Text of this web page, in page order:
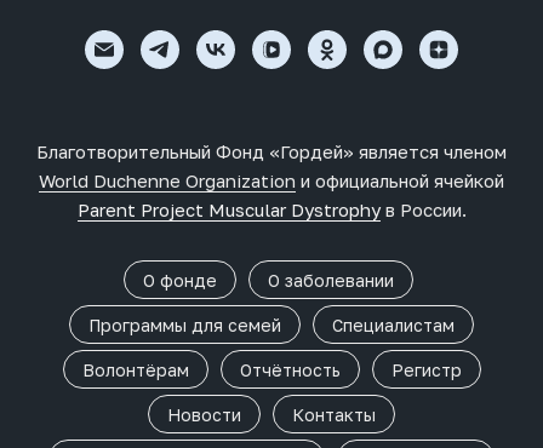
Благотворительный Фонд «Гордей» является членом
World Duchenne Organization и официальной ячейкой
Parent Project Muscular Dystrophyв России.
О фонде О заболевании
Программы для семей Специалистам
Волонтёрам Отчётность Регистр
Новости Контакты